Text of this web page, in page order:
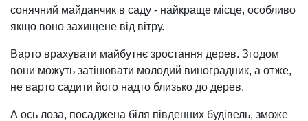
сонячний майданчик в саду - найкраще місце, особливо
якщо воно захищене від вітру.
Варто врахувати майбутнє зростання дерев. Згодом
вони можуть затінювати молодий виноградник, а отже,
не варто садити його надто близько до дерев.
А ось лоза, посаджена біля південних будівель, зможе